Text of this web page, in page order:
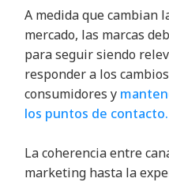
A medida que cambian
mercado, las marcas
para seguir siendo
responder a los
consumidores y
los puntos de contacto.
La coherencia entre
marketing hasta la